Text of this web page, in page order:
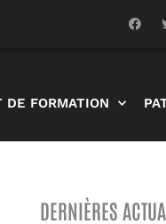
F
a
DE FORMATION
DERNIÈRES